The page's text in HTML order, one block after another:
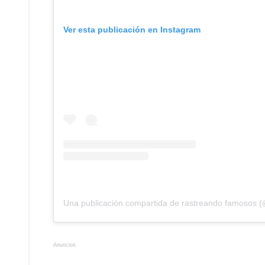
Ver esta publicación en Instagram
Una publicación compartida de rastreando famosos
Anuncios.